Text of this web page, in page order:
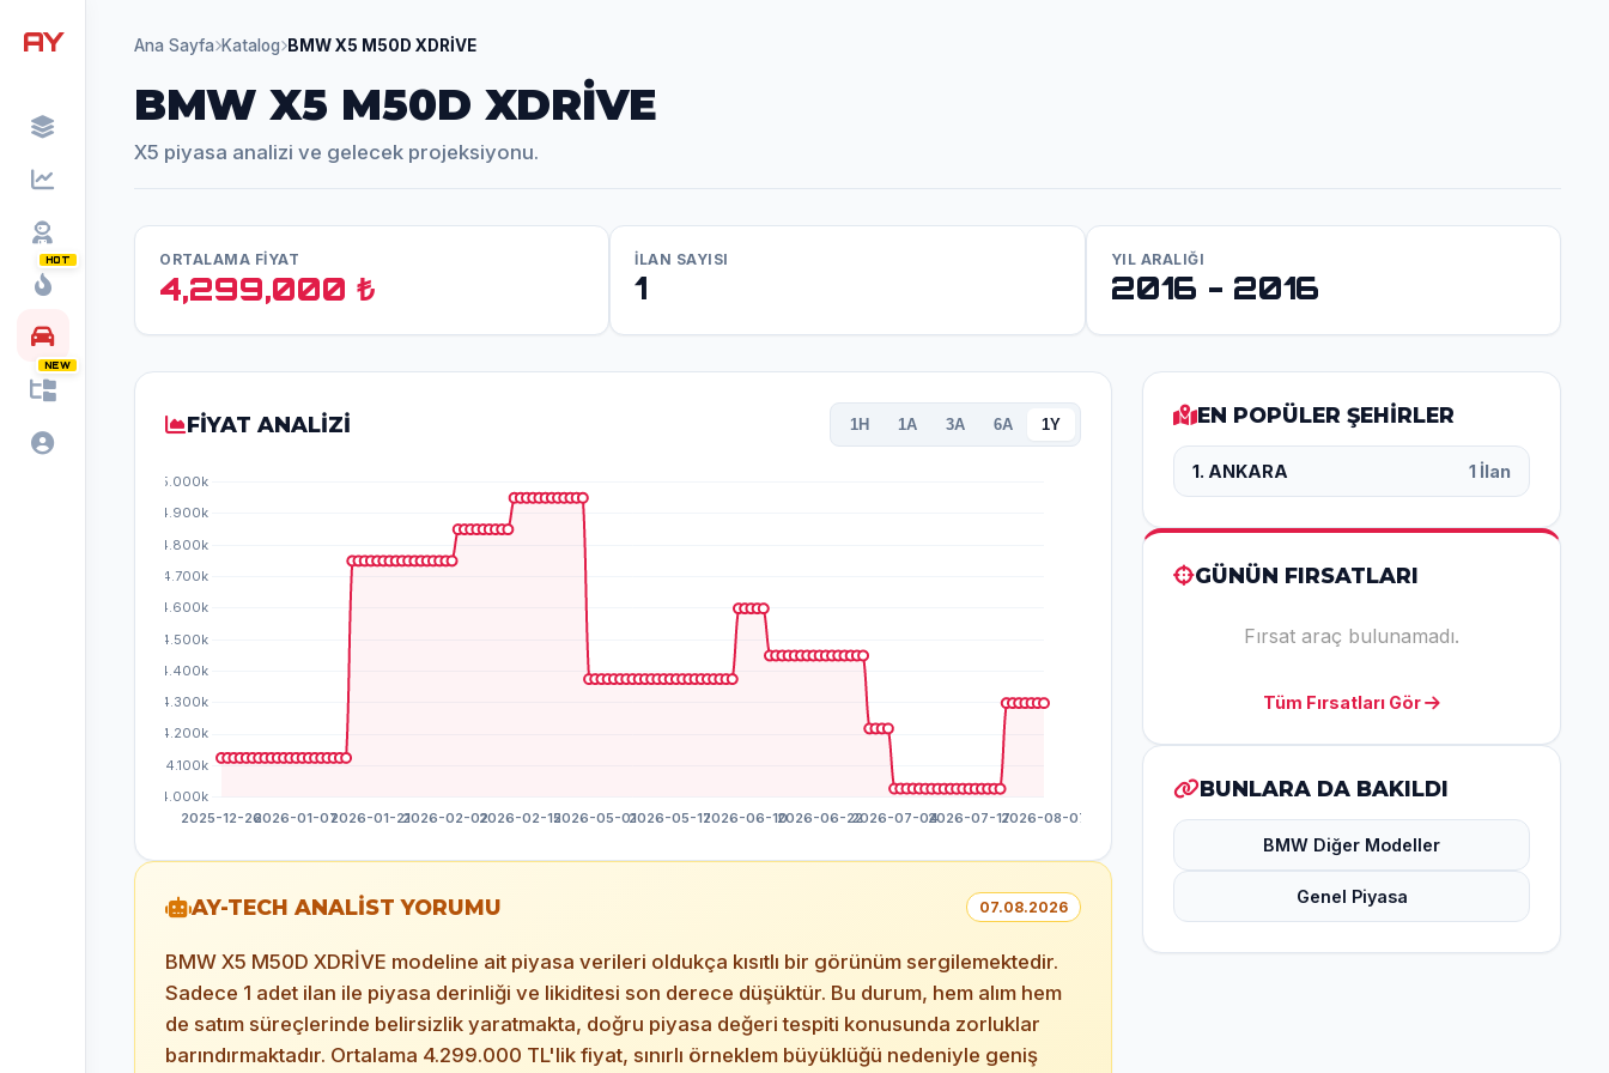
AY
HOT
NEW
Ana Sayfa Katalog BMW X5 M50D XDRİVE
BMW X5 M50D XDRİVE
X5 piyasa analizi ve gelecek projeksiyonu.
ORTALAMA FİYAT
4,299,000 ₺
İLAN SAYISI
1
YIL ARALIĞI
2016 - 2016
FİYAT ANALİZİ 1H 1A 3A 6A 1Y
AY-TECH ANALİST YORUMU 07.08.2026
BMW X5 M50D XDRİVE modeline ait piyasa verileri oldukça kısıtlı bir görünüm sergilemektedir.
Sadece 1 adet ilan ile piyasa derinliği ve likiditesi son derece düşüktür. Bu durum, hem alım hem
de satım süreçlerinde belirsizlik yaratmakta, doğru piyasa değeri tespiti konusunda zorluklar
barındırmaktadır. Ortalama 4.299.000 TL'lik fiyat, sınırlı örneklem büyüklüğü nedeniyle geniş
EN POPÜLER ŞEHİRLER
1. ANKARA 1 İlan
GÜNÜN FIRSATLARI
Fırsat araç bulunamadı.
Tüm Fırsatları Gör
BUNLARA DA BAKILDI
BMW Diğer Modeller
Genel Piyasa